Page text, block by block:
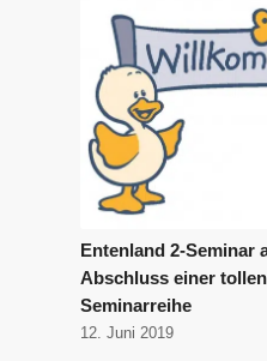
Entenland 2-Seminar
Abschluss einer tollen
Seminarreihe
12. Juni 2019